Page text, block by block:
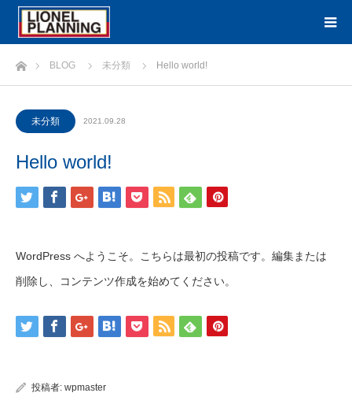
ホームBLOG 未分類 Hello world!
未分類 2021.09.28
Hello world!
WordPress へようこそ。こちらは最初の投稿です。編集または
削除し、コンテンツ作成を始めてください。
投稿者: wpmaster